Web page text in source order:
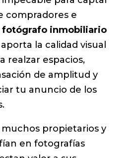
compradores e
fotógrafo inmobiliario
la calidad visual
realzar espacios,
de amplitud y
tu anuncio de los
propietarios y
en fotografías